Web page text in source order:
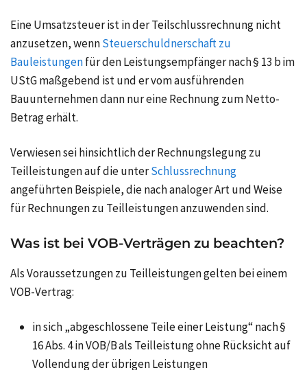
Eine Umsatzsteuer ist in der Teilschlussrechnung nicht
anzusetzen, wennSteuerschuldnerschaft zu
Bauleistungenfür den Leistungsempfänger nach § 13 b im
UStG maßgebend ist und er vom ausführenden
Bauunternehmen dann nur eine Rechnung zum Netto-
Betrag erhält.
Verwiesen sei hinsichtlich der Rechnungslegung zu
Teilleistungen auf die unterSchlussrechnung
angeführten Beispiele, die nach analoger Art und Weise
für Rechnungen zu Teilleistungen anzuwenden sind.
Was ist bei VOB-Verträgen zu beachten?
Als Voraussetzungen zu Teilleistungen gelten bei einem
VOB-Vertrag:
in sich „abgeschlossene Teile einer Leistung“ nach §
16 Abs. 4 in VOB/B als Teilleistung ohne Rücksicht auf
Vollendung der übrigen Leistungen